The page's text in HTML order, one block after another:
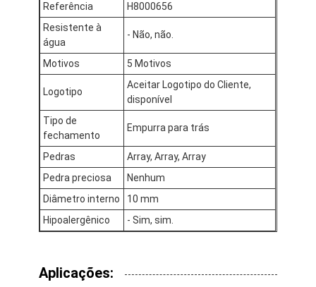
Referência
H8000656
Resistente à
água
- Não, não.
Motivos 5 Motivos
Logotipo
Aceitar Logotipo do Cliente,
disponível
Tipo de
fechamento
Empurra para trás
Pedras
Array, Array, Array
Pedra preciosa
Nenhum
Diâmetro interno
10 mm
Hipoalergênico
- Sim, sim.
Aplicações: